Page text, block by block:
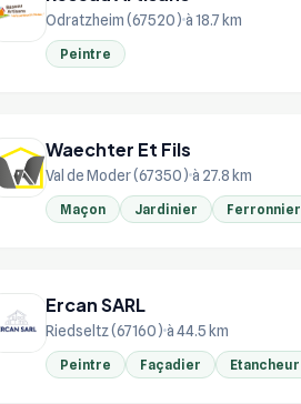
Odratzheim (67520) à 18.7 km
Peintre
Waechter Et Fils
Val de Moder (67350) à 27.8 km
Maçon Jardinier Ferronnier
Ercan SARL
Riedseltz (67160) à 44.5 km
Peintre Façadier Etancheur